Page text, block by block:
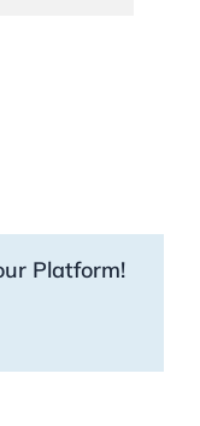
Platform!